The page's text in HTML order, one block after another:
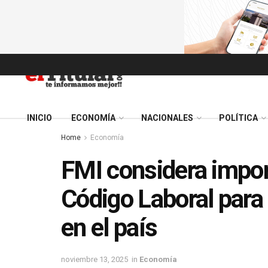
INICIO ECONOMÍA NACIONALES POLÍTICA
Home Economía
FMI considera
Código Laboral
en el país
noviembre 13, 2025 in Economía